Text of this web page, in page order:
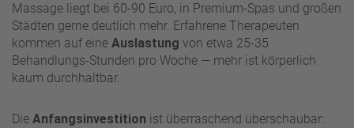
Massage liegt bei 60-90 Euro, in Premium-Spas und großen
Städten gerne deutlich mehr. Erfahrene Therapeuten
kommen auf eine Auslastung von etwa 25-35
Behandlungs-Stunden pro Woche — mehr ist körperlich
kaum durchhaltbar.
Die Anfangsinvestition ist überraschend überschaubar: